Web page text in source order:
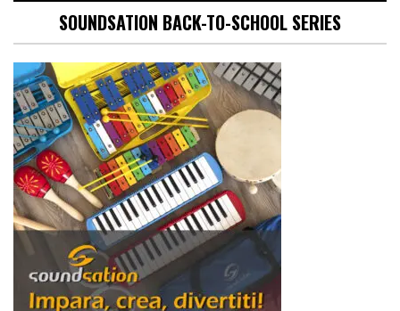
SOUNDSATION BACK-TO-SCHOOL SERIES